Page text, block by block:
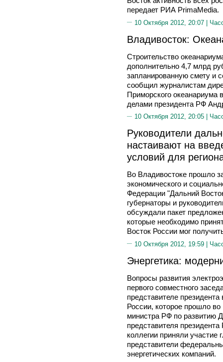
передает РИА PrimaMedia.
10 Октября 2012, 20:07 |
Владивосток:
Строительство
дополнительно 4,7 млрд
запланированную смету и
сообщил журналистам
Приморского океанариума
делами президента РФ
10 Октября 2012, 20:05 |
Руководители
настаивают на
условий для
Во Владивостоке прошло
экономического и
Федерации "Дальний
губернаторы и
обсуждали пакет
которые необходимо
Восток России мог
10 Октября 2012, 19:59 |
Энергетика:
Вопросы развития
первого совместного
представителе
России, которое прошло
министра РФ по развитию
представителя
коллегии приняли участие
представители
энергетических компаний.